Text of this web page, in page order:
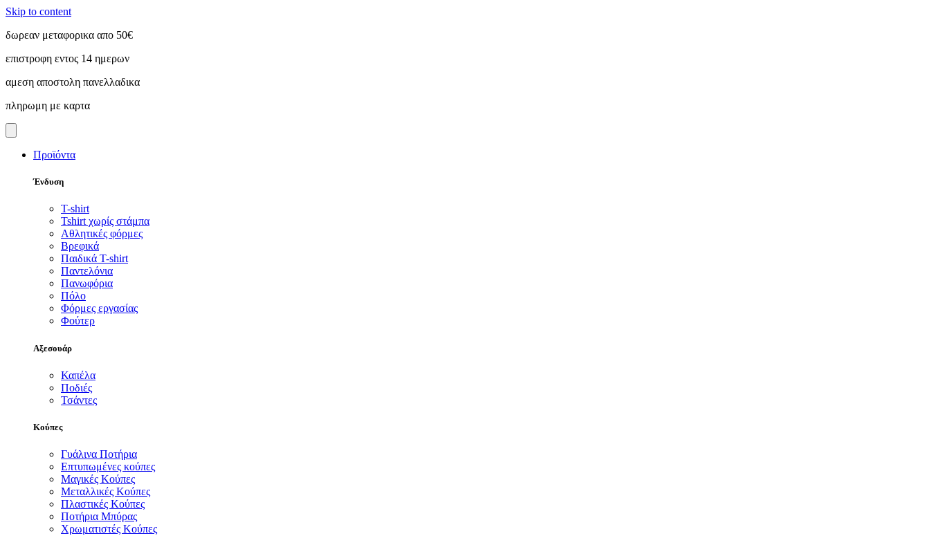
Skip to content
δωρεαν μεταφορικα απο 50€
επιστροφη εντος 14 ημερων
αμεση αποστολη πανελλαδικα
πληρωμη με καρτα
Προϊόντα
Ένδυση
T-shirt
Tshirt χωρίς στάμπα
Αθλητικές φόρμες
Βρεφικά
Παιδικά T-shirt
Παντελόνια
Πανωφόρια
Πόλο
Φόρμες εργασίας
Φούτερ
Αξεσουάρ
Καπέλα
Ποδιές
Τσάντες
Κούπες
Γυάλινα Ποτήρια
Επτυπωμένες κούπες
Μαγικές Κούπες
Μεταλλικές Κούπες
Πλαστικές Κούπες
Ποτήρια Μπύρας
Χρωματιστές Κούπες